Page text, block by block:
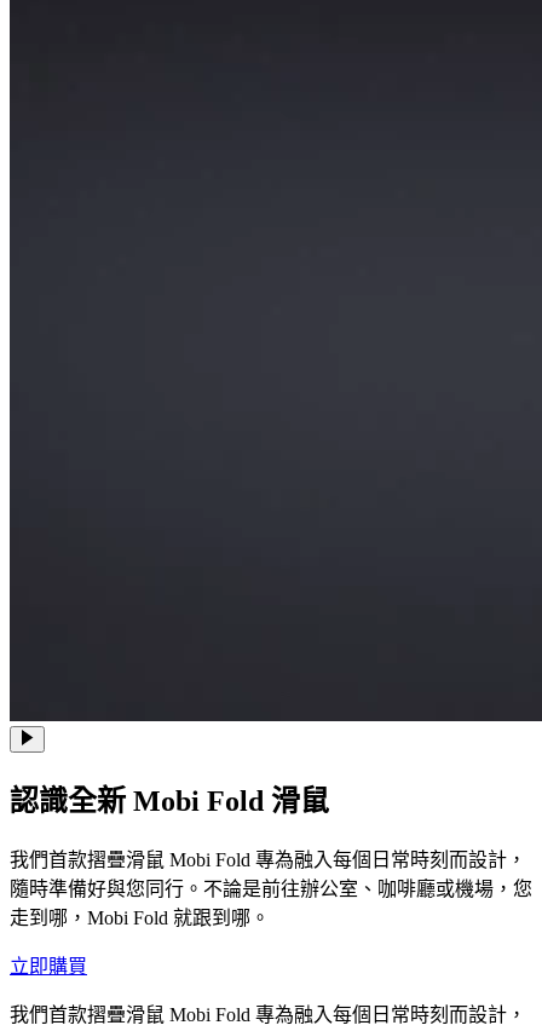
認識全新 Mobi Fold 滑鼠
我們首款摺疊滑鼠 Mobi Fold 專為融入每個日常時刻而設計，
隨時準備好與您同行。不論是前往辦公室、咖啡廳或機場，您
走到哪，Mobi Fold 就跟到哪。
立即購買
我們首款摺疊滑鼠 Mobi Fold 專為融入每個日常時刻而設計，